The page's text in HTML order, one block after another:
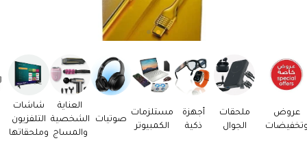
عروض
ملحقات
الجوال
أجهزة
ذكية
مستلزمات
الكمبيوتر
صوتيات
العناية
الشخصية
والمساج
شاشات
التلفزيون
وملحقاتها